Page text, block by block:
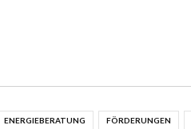
ENERGIEBERATUNG FÖRDERUNGEN